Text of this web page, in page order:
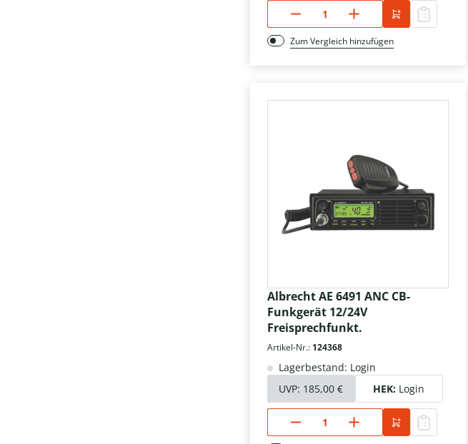
Zum Vergleich hinzufügen
Albrecht AE 6491 ANC CB-
Funkgerät 12/24V
Freisprechfunkt.
Artikel-Nr.: 124368
Lagerbestand: Login
UVP: 185,00 € HEK: Login